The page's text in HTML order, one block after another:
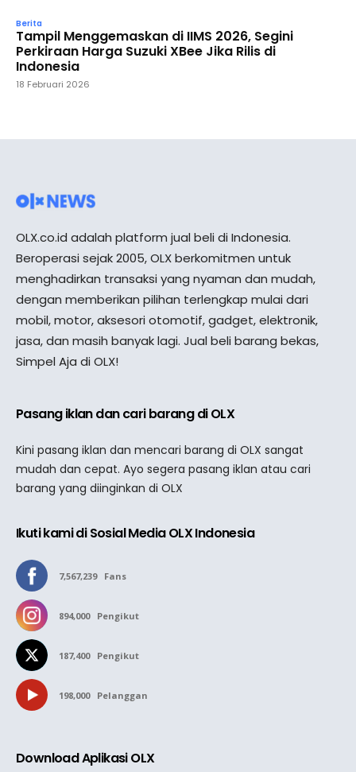
Berita
Tampil Menggemaskan di IIMS 2026, Segini
Perkiraan Harga Suzuki XBee Jika Rilis di
Indonesia
18 Februari 2026
OLX.co.id adalah platform jual beli di Indonesia.
Beroperasi sejak 2005, OLX berkomitmen untuk
menghadirkan transaksi yang nyaman dan mudah,
dengan memberikan pilihan terlengkap mulai dari
mobil, motor, aksesori otomotif, gadget, elektronik,
jasa, dan masih banyak lagi. Jual beli barang bekas,
Simpel Aja di OLX!
Pasang iklan dan cari barang di OLX
Kini pasang iklan dan mencari barang di OLX sangat
mudah dan cepat. Ayo segera pasang iklan atau cari
barang yang diinginkan di OLX
Ikuti kami di Sosial Media OLX Indonesia
7,567,239 Fans
894,000 Pengikut
187,400 Pengikut
198,000 Pelanggan
Download Aplikasi OLX